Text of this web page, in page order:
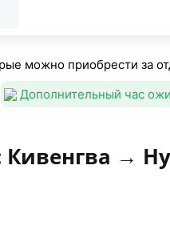
можно приобрести за
Дополнительный час
→